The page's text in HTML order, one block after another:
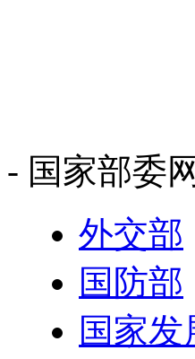
- 国家部委
外交部
国防部
国家